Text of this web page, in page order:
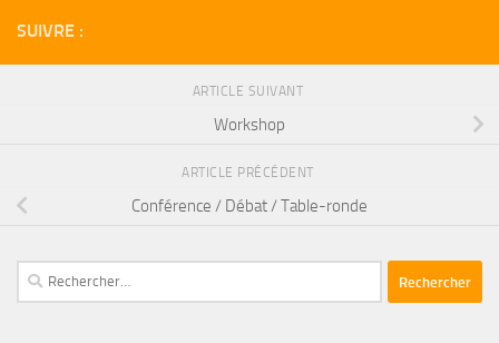
SUIVRE :
ARTICLE SUIVANT
Workshop
ARTICLE PRÉCÉDENT
Conférence / Débat / Table-ronde
Rechercher :